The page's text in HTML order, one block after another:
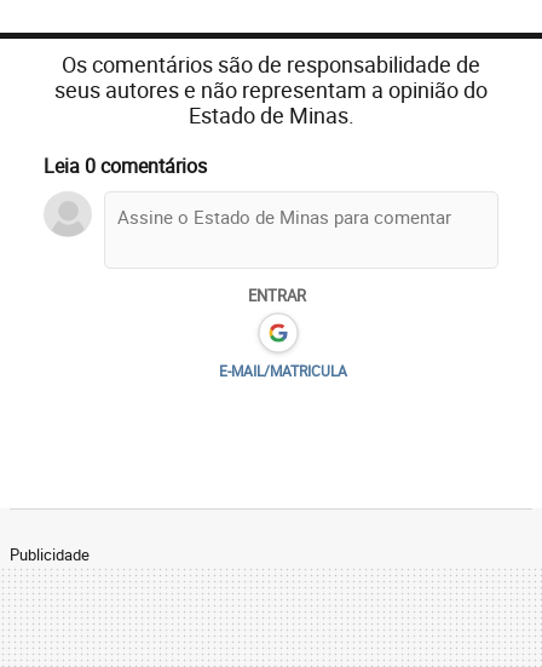
Os comentários são de responsabilidade de
seus autores e não representam a opinião do
Estado de Minas.
Leia 0 comentários
ENTRAR
E-MAIL/MATRICULA
Publicidade